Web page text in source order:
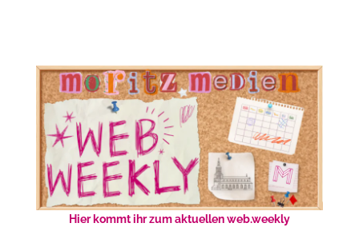
Hier kommt ihr zum aktuellen web.weekly